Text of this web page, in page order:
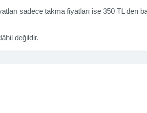
sadece takma fiyatları ise 350 TL den
değildir.